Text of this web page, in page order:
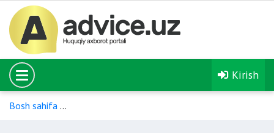
Kirish
Bosh sahifa